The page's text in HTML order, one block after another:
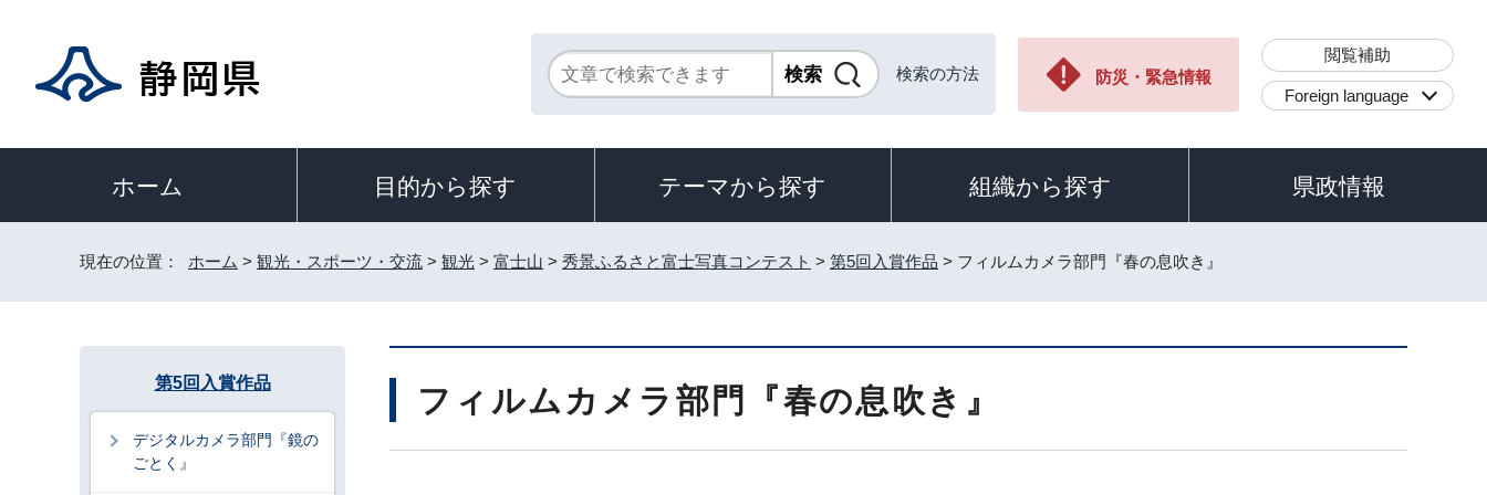
検索の方法 防災・緊急情報
閲覧補助
Foreign language
ホーム 目的から探す テーマから探す 組織から探す 県政情報
現在の位置： ホーム > 観光・スポーツ・交流 > 観光 > 富士山 > 秀景ふるさと富士写真コンテスト > 第5回入賞作品 > フィルムカメラ部門『春の息吹き』
フィルムカメラ部門『春の息吹き』
第5回入賞作品
デジタルカメラ部門『鏡の
ごとく』